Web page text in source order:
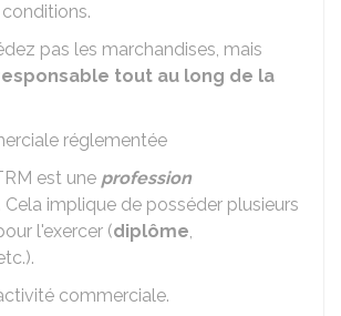
pas les marchandises, mais
tout au long de la
réglementée
est une profession
Cela implique de posséder plusieurs
l'exercer (diplôme,
commerciale.